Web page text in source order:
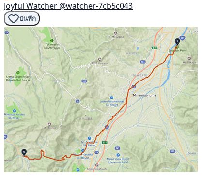
Joyful Watcher @watcher-7cb5c043
บันทึก